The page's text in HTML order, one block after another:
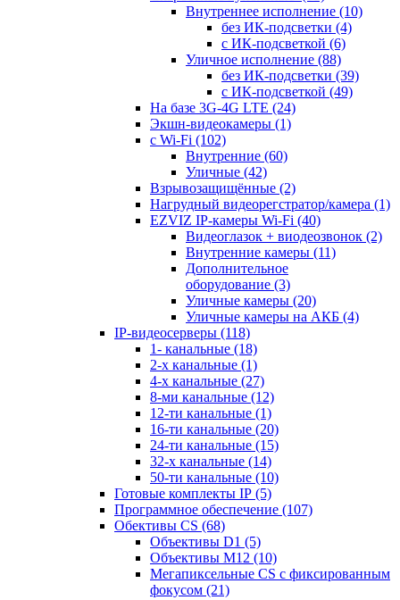
Внутреннее исполнение (10)
без ИК-подсветки (4)
с ИК-подсветкой (6)
Уличное исполнение (88)
без ИК-подсветки (39)
с ИК-подсветкой (49)
На базе 3G-4G LTE (24)
Экшн-видеокамеры (1)
с Wi-Fi (102)
Внутренние (60)
Уличные (42)
Взрывозащищённые (2)
Нагрудный видеорегстратор/камера (1)
EZVIZ IP-камеры Wi-Fi (40)
Видеоглазок + виодеозвонок (2)
Внутренние камеры (11)
Дополнительное
оборудование (3)
Уличные камеры (20)
Уличные камеры на АКБ (4)
IP-видеосерверы (118)
1- канальные (18)
2-х канальные (1)
4-х канальные (27)
8-ми канальные (12)
12-ти канальные (1)
16-ти канальные (20)
24-ти канальные (15)
32-х канальные (14)
50-ти канальные (10)
Готовые комплекты IP (5)
Программное обеспечение (107)
Обективы CS (68)
Объективы D1 (5)
Объективы M12 (10)
Мегапиксельные CS c фиксированным
фокусом (21)